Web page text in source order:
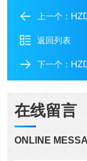
上一个：
返回列表
下一个：
在线留言
ONLINE